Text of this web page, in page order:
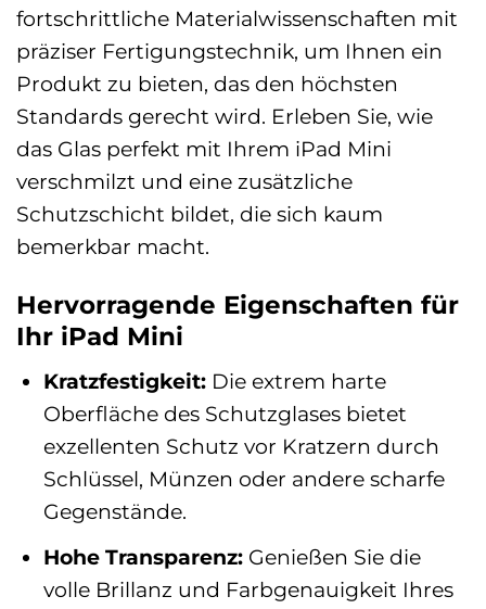
fortschrittliche Materialwissenschaften mit
präziser Fertigungstechnik, um Ihnen ein
Produkt zu bieten, das den höchsten
Standards gerecht wird. Erleben Sie, wie
das Glas perfekt mit Ihrem iPad Mini
verschmilzt und eine zusätzliche
Schutzschicht bildet, die sich kaum
bemerkbar macht.
Hervorragende Eigenschaften für
Ihr iPad Mini
Kratzfestigkeit:Die extrem harte
Oberfläche des Schutzglases bietet
exzellenten Schutz vor Kratzern durch
Schlüssel, Münzen oder andere scharfe
Gegenstände.
Hohe Transparenz:Genießen Sie die
volle Brillanz und Farbgenauigkeit Ihres